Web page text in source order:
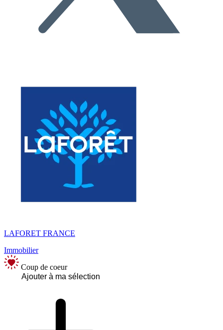
LAFORET FRANCE
Immobilier
Coup de coeur
Ajouter à ma sélection